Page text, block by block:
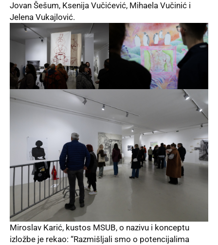
Jovan Šešum, Ksenija Vučićević, Mihaela Vučinić i
Jelena Vukajlović.
Miroslav Karić, kustos MSUB, o nazivu i konceptu
izložbe je rekao: “Razmišljali smo o potencijalima